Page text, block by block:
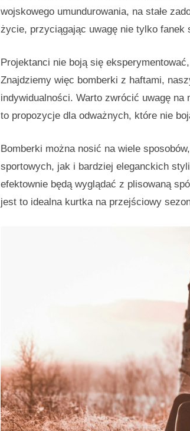
wojskowego umundurowania, na stałe
życie, przyciągając uwagę nie tylko fanek
Projektanci nie boją się
Znajdziemy więc bomberki z haftami,
indywidualności. Warto zwrócić uwagę
to propozycje dla odważnych, które nie
Bomberki można nosić na wiele
sportowych, jak i bardziej eleganckich
efektownie będą wyglądać z plisowaną
jest to idealna kurtka na przejściowy